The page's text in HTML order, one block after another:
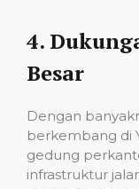
4.
Besar
Dengan
berkembang di
gedung
infrastruktur